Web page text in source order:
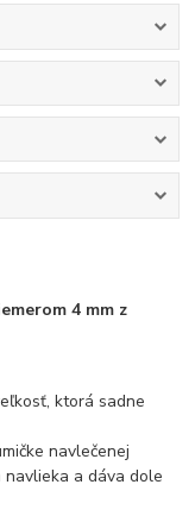
4 mm z
ktorá sadne
navlečenej
a dáva dole